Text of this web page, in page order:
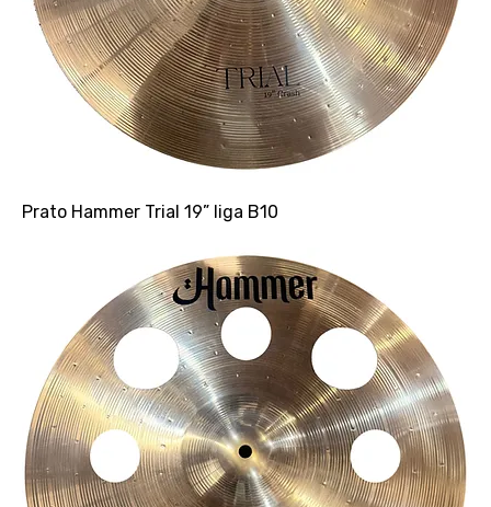
Prato Hammer Trial 19” liga B10